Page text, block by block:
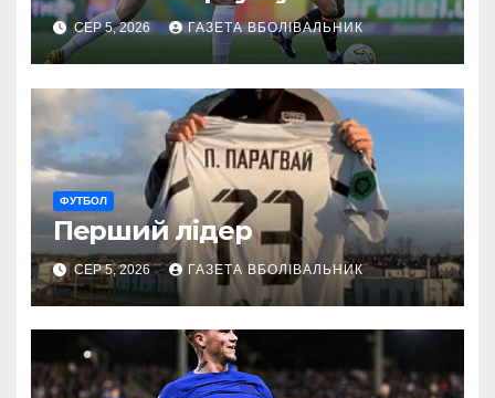
СЕР 5, 2026 ГАЗЕТА ВБОЛІВАЛЬНИК
ФУТБОЛ
Перший лідер
СЕР 5, 2026 ГАЗЕТА ВБОЛІВАЛЬНИК